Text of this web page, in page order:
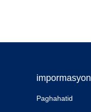
impormasyon
Paghahatid